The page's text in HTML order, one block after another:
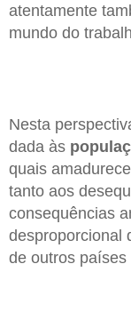
atentamente
mundo do
Nesta
dada às
quais
tanto aos
consequências
desproporcional
de outros